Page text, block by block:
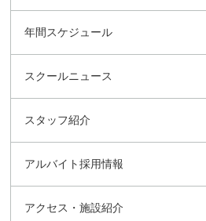
年間スケジュール
スクールニュース
スタッフ紹介
アルバイト採用情報
アクセス・施設紹介